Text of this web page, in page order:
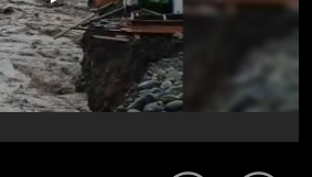
Video